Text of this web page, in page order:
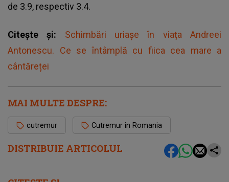
DISTRIBUIE ARTICOLUL
de 3.9, respectiv 3.4.
Citește și: Schimbări uriașe în viața Andreei
Antonescu. Ce se întâmplă cu fiica cea mare a
cântăreței
MAI MULTE DESPRE:
cutremur Cutremur in Romania